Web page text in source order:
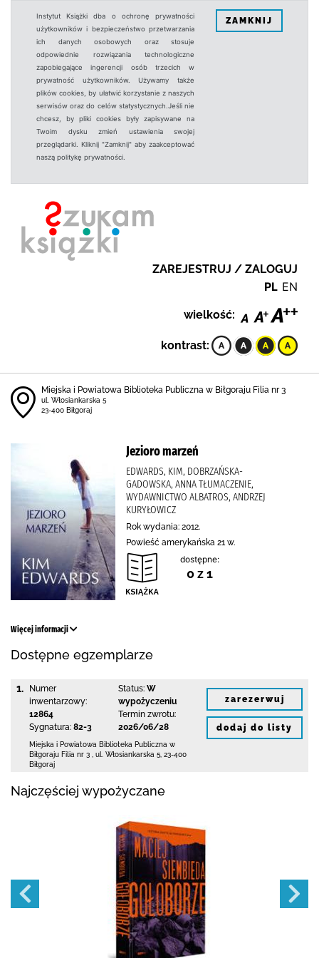
Instytut Książki dba o ochronę prywatności
użytkowników i bezpieczeństwo przetwarzania
ich danych osobowych oraz stosuje
odpowiednie rozwiązania technologiczne
zapobiegające ingerencji osób trzecich w
prywatność użytkowników. Używamy także
plików cookies, by ułatwić korzystanie z naszych
serwisów oraz do celów statystycznych.Jeśli nie
chcesz, by pliki cookies były zapisywane na
Twoim dysku zmień ustawienia swojej
przeglądarki. Kliknij "Zamknij" aby zaakceptować
naszą politykę prywatności.
ZAMKNIJ
ZAREJESTRUJ / ZALOGUJ
PL EN
wielkość:
kontrast:
Miejska i Powiatowa Biblioteka Publiczna w Biłgoraju Filia nr 3
ul. Włosiankarska 5
23-400 Biłgoraj
Jezioro marzeń
EDWARDS, KIM, DOBRZAŃSKA-
GADOWSKA, ANNA TŁUMACZENIE,
WYDAWNICTWO ALBATROS, ANDRZEJ
KURYŁOWICZ
Rok wydania: 2012.
Powieść amerykańska 21 w.
dostępne:
0 z 1
Więcej informacji
Dostępne egzemplarze
1.
Numer
inwentarzowy:
12864
Sygnatura: 82-3
Status: W
wypożyczeniu
Termin zwrotu:
2026/06/28
Miejska i Powiatowa Biblioteka Publiczna w
Biłgoraju Filia nr 3
ul. Włosiankarska 5 23-400
Biłgoraj
zarezerwuj
dodaj do listy
Najczęściej wypożyczane